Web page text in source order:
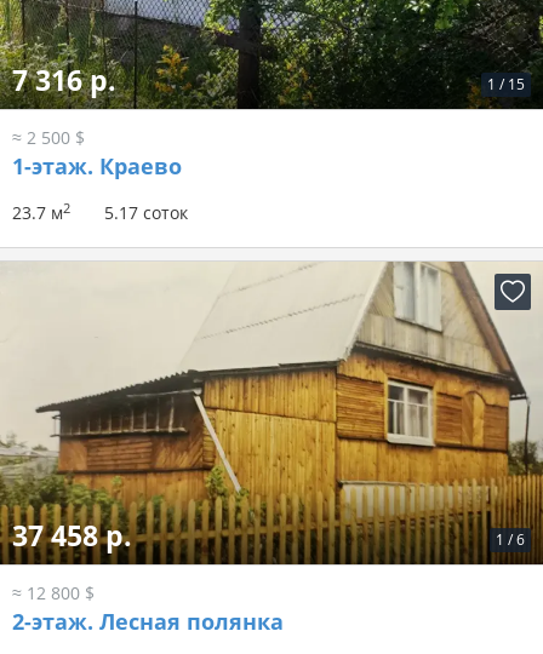
1 / 15
7 316 р.
≈ 2 500 $
1-этаж. Краево
23.7 м2 5.17 соток
1 /6
37 458 р.
≈ 12 800 $
2-этаж. Лесная полянка